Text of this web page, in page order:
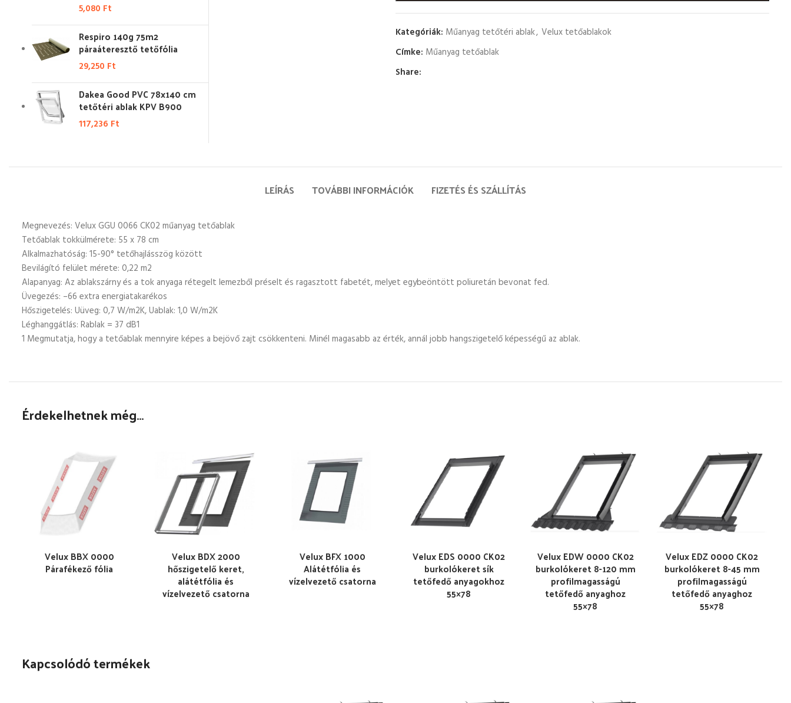
Kategóriák: Műanyag tetőtéri ablak, Velux tetőablakok
Címke: Műanyag tetőablak
Share:
5,080 Ft
Respiro 140g 75m2
páraáteresztő tetőfólia
29,250 Ft
Dakea Good PVC 78x140 cm
tetőtéri ablak KPV B900
117,236 Ft
LEÍRÁS TOVÁBBI INFORMÁCIÓK FIZETÉS ÉS SZÁLLÍTÁS
Megnevezés: Velux GGU 0066 CK02 műanyag tetőablak
Tetőablak tokkülmérete: 55 x 78 cm
Alkalmazhatóság: 15-90° tetőhajlásszög között
Bevilágító felület mérete: 0,22 m2
Alapanyag: Az ablakszárny és a tok anyaga rétegelt lemezből préselt és ragasztott fabetét, melyet egybeöntött poliuretán bevonat fed.
Üvegezés: –66 extra energiatakarékos
Hőszigetelés: Uüveg: 0,7 W/m2K, Uablak: 1,0 W/m2K
Léghanggátlás: Rablak = 37 dB1
1 Megmutatja, hogy a tetőablak mennyire képes a bejövő zajt csökkenteni. Minél magasabb az érték, annál jobb hangszigetelő képességű az ablak.
Érdekelhetnek még…
Velux BBX 0000
Párafékező fólia
Velux BDX 2000
hőszigetelő keret,
alátétfólia és
vízelvezető csatorna
Velux BFX 1000
Alátétfólia és
vízelvezető csatorna
Velux EDS 0000 CK02
burkolókeret sík
tetőfedő anyagokhoz
55×78
Velux EDW 0000 CK02
burkolókeret 8-120 mm
profilmagasságú
tetőfedő anyaghoz
55×78
Velux EDZ 0000 CK02
burkolókeret 8-45 mm
profilmagasságú
tetőfedő anyaghoz
55×78
Kapcsolódó termékek